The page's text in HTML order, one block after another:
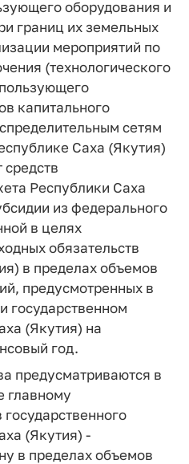
оборудования и
границ их земельных
мероприятий по
(технологического
капитального
сетям
Саха (Якутия)
средств
Республики Саха
из федерального
в целях
обязательств
в пределах объемов
предусмотренных в
государственном
(Якутия) на
год.
предусматриваются в
главному
(Якутия) -
в пределах объемов